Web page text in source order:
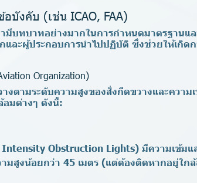
บังคับ (เช่น ICAO, FAA)
มีบทบาทอย่างมากในการกำหนดมาตรฐานแ
และผู้ประกอบการนำไปปฏิบัติ ซึ่งช่วยให้เกิด
Organization)
งตามระดับความสูงของสิ่งกีดขวางและความ
อมต่างๆ ดังนี้:
Intensity Obstruction Lights) มีความเข้มแ
ามสูงน้อยกว่า 45 เมตร (แต่ต้องติดหากอยู่ใก